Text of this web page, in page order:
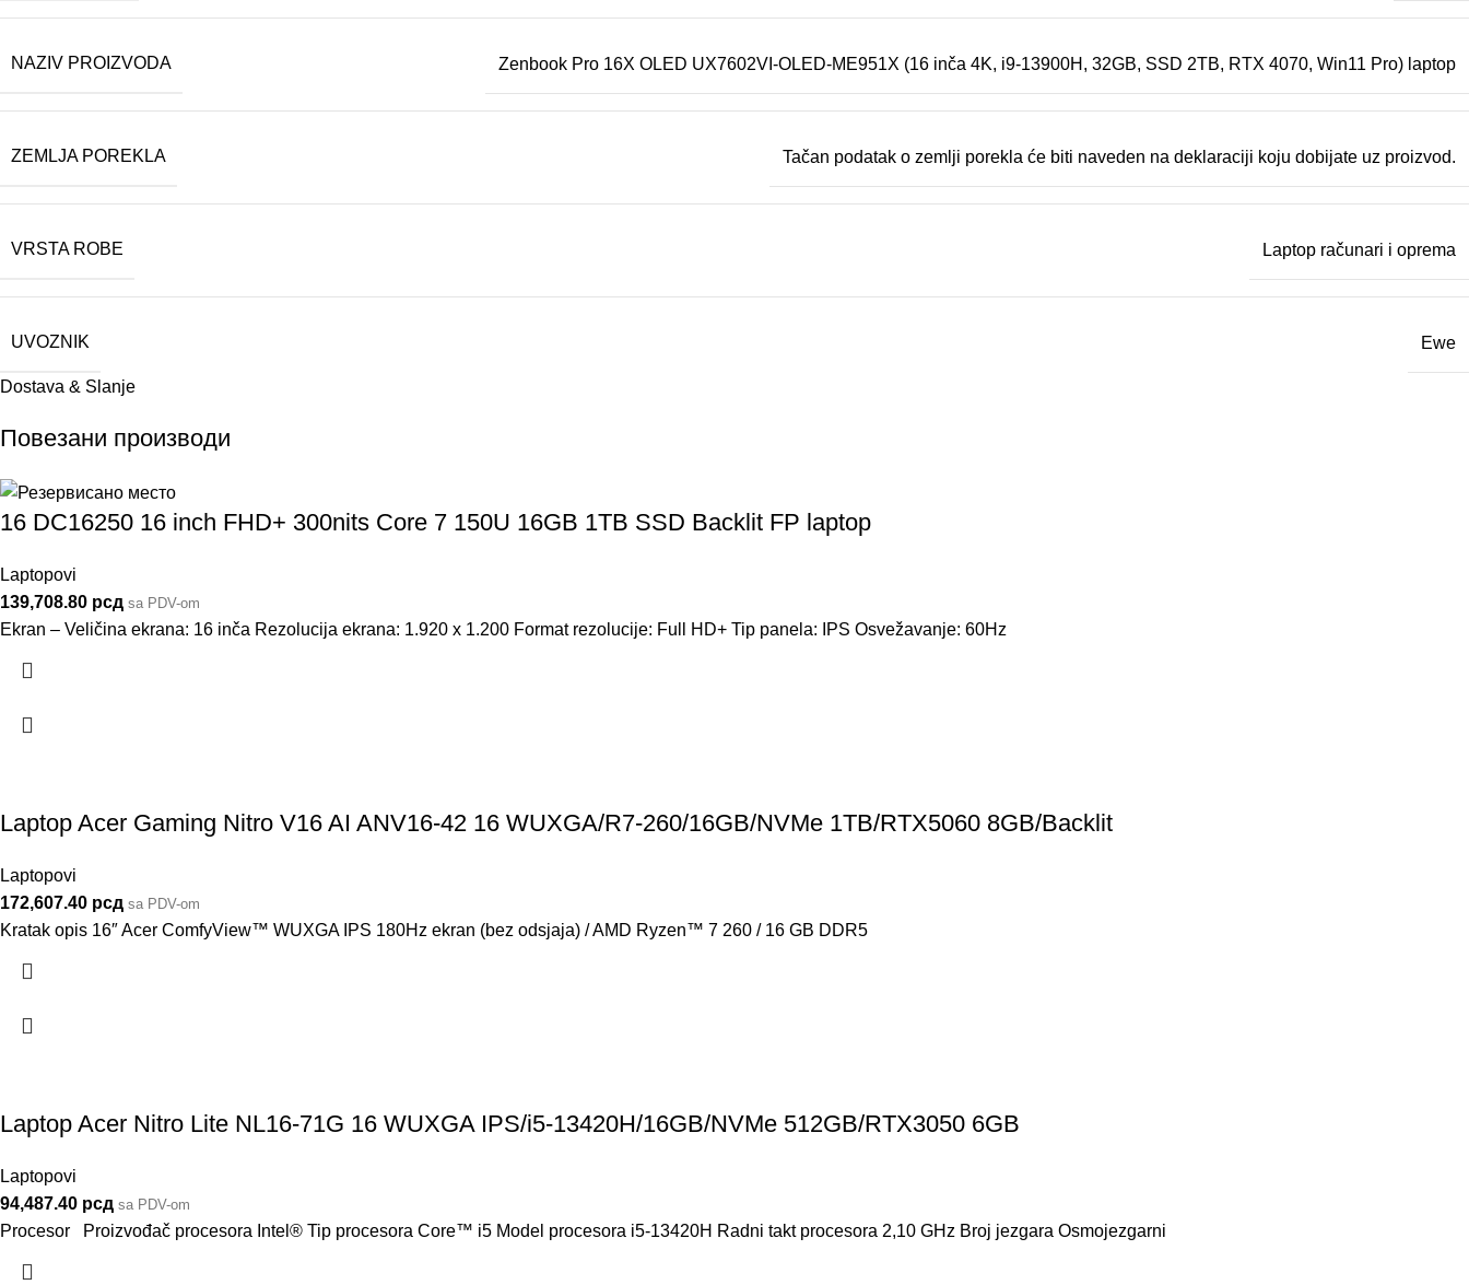
NAZIV PROIZVODA Zenbook Pro 16X OLED UX7602VI-OLED-ME951X (16 inča 4K, i9-13900H, 32GB, SSD 2TB, RTX 4070, Win11 Pro) laptop
ZEMLJA POREKLA Tačan podatak o zemlji porekla će biti naveden na deklaraciji koju dobijate uz proizvod.
VRSTA ROBE Laptop računari i oprema
UVOZNIK Ewe
Dostava & Slanje
Повезани производи
16 DC16250 16 inch FHD+ 300nits Core 7 150U 16GB 1TB SSD Backlit FP laptop
Laptopovi
139,708.80 рсд sa PDV-om
Ekran – Veličina ekrana: 16 inča Rezolucija ekrana: 1.920 x 1.200 Format rezolucije: Full HD+ Tip panela: IPS Osvežavanje: 60Hz
Laptop Acer Gaming Nitro V16 AI ANV16-42 16 WUXGA/R7-260/16GB/NVMe 1TB/RTX5060 8GB/Backlit
Laptopovi
172,607.40 рсд sa PDV-om
Kratak opis 16″ Acer ComfyView™ WUXGA IPS 180Hz ekran (bez odsjaja) / AMD Ryzen™ 7 260 / 16 GB DDR5
Laptop Acer Nitro Lite NL16-71G 16 WUXGA IPS/i5-13420H/16GB/NVMe 512GB/RTX3050 6GB
Laptopovi
94,487.40 рсд sa PDV-om
Procesor Proizvođač procesora Intel® Tip procesora Core™ i5 Model procesora i5-13420H Radni takt procesora 2,10 GHz Broj jezgara Osmоjezgarni